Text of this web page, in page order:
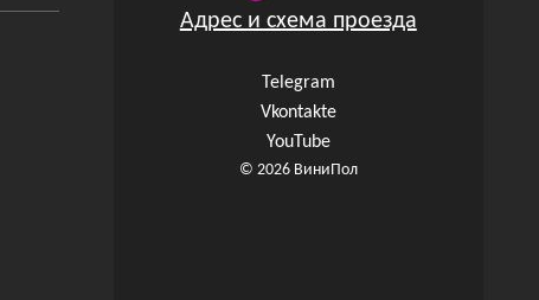
Адрес и схема проезда
Telegram
Vkontakte
YouTube
© 2026 ВиниПол